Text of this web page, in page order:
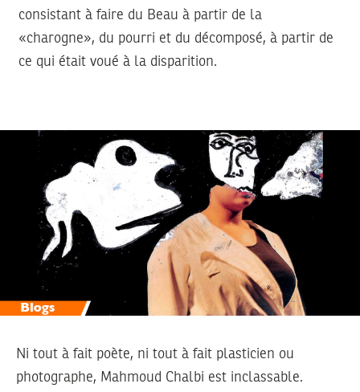
consistant à faire du Beau à partir de la
«charogne», du pourri et du décomposé, à partir de
ce qui était voué à la disparition.
Ni tout à fait poète, ni tout à fait plasticien ou
photographe, Mahmoud Chalbi est inclassable.